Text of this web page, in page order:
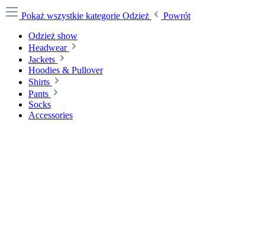
Pokaż wszystkie kategorie Odzież
Powrót
Odzież show
Headwear
Jackets
Hoodies & Pullover
Shirts
Pants
Socks
Accessories